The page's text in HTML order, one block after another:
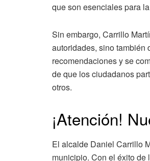
que son esenciales para
Sin embargo, Carrillo
autoridades, sino también
recomendaciones y se
de que los ciudadanos
otros.
¡Atención!
El alcalde Daniel Carrillo
municipio. Con el éxito de